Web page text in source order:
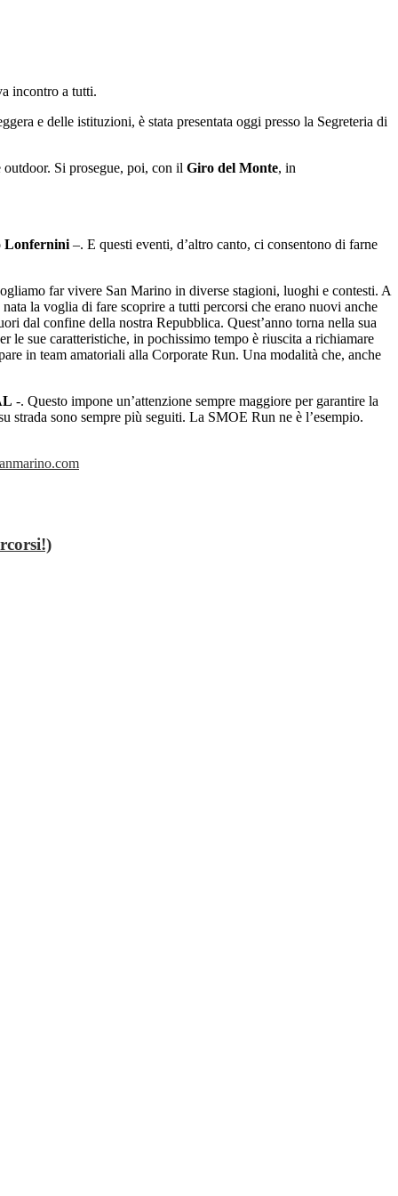
incontro a tutti.
e delle istituzioni, è stata presentata oggi presso la Segreteria di
Si prosegue, poi, con il Giro del Monte, in
Lonfernini –. E questi eventi, d’altro canto, ci consentono di farne
far vivere San Marino in diverse stagioni, luoghi e contesti. A
la voglia di fare scoprire a tutti percorsi che erano nuovi anche
dal confine della nostra Repubblica. Quest’anno torna nella sua
sue caratteristiche, in pochissimo tempo è riuscita a richiamare
in team amatoriali alla Corporate Run. Una modalità che, anche
-. Questo impone un’attenzione sempre maggiore per garantire la
strada sono sempre più seguiti. La SMOE Run ne è l’esempio.